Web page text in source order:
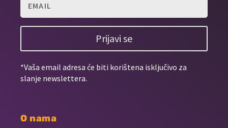
Prijavi se
*Vaša email adresa će biti korištena isključivo za
slanje newslettera.
O nama